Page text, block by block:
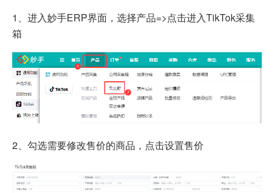
1、进入妙手ERP界面，选择产品=>点击进入TikTok采集
箱
2、勾选需要修改售价的商品，点击设置售价